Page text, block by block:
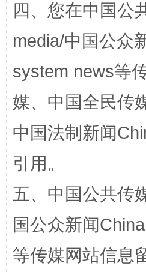
漫山遍野的桃花与雪山、麦地
四、您在中国公
media/中国公众
system news等
媒、中国全民传
中国法制新闻
引用。
五、中国公共传
国公众新闻
等传媒网站信息